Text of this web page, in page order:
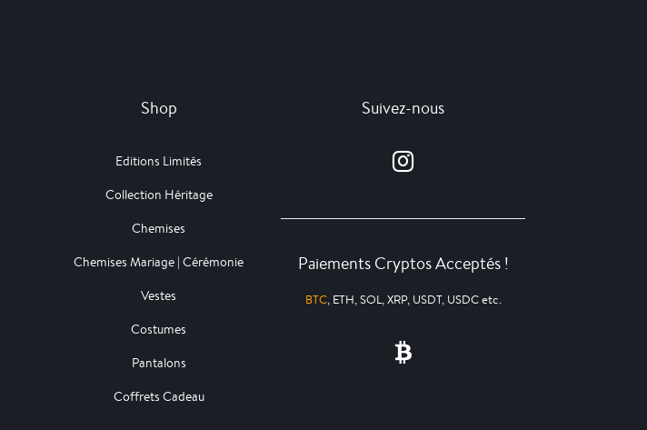
Shop
Editions Limités
Collection Héritage
Chemises
Chemises Mariage | Cérémonie
Vestes
Costumes
Pantalons
Coffrets Cadeau
Suivez-nous
Paiements Cryptos Acceptés !
BTC, ETH, SOL, XRP, USDT, USDC etc.